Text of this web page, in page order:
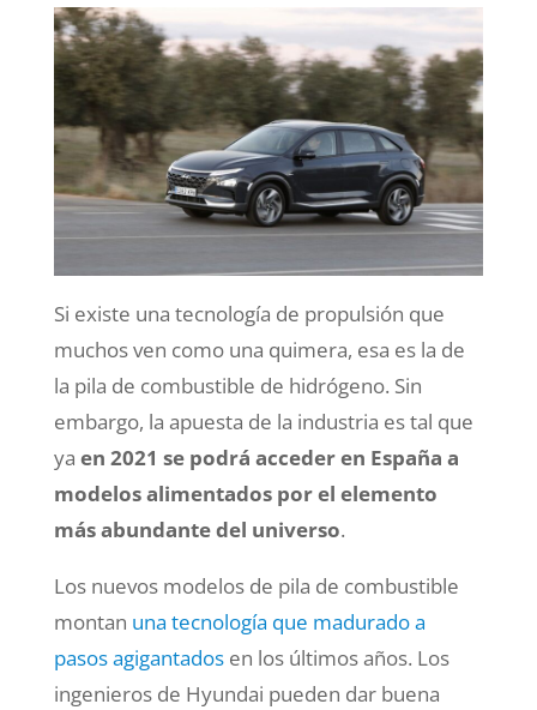
Si existe una tecnología de propulsión que
muchos ven como una quimera, esa es la de
la pila de combustible de hidrógeno. Sin
embargo, la apuesta de la industria es tal que
ya en 2021 se podrá acceder en España a
modelos alimentados por el elemento
más abundante del universo.
Los nuevos modelos de pila de combustible
montan una tecnología que madurado a
pasos agigantadosen los últimos años. Los
ingenieros de Hyundai pueden dar buena